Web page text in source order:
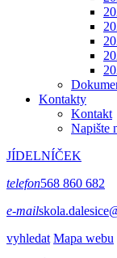
Kontakty
Kontakt
Napište
JÍDELNÍČEK
telefon568 860 682
e-mail
vyhledat Mapa webu